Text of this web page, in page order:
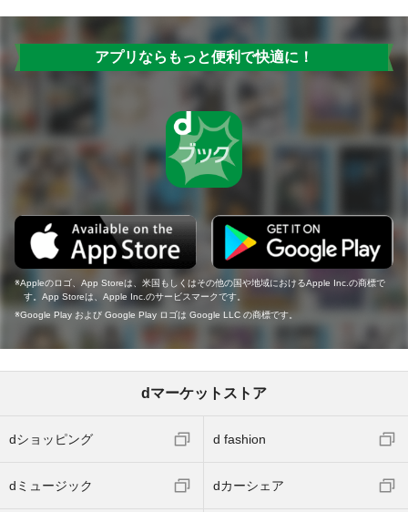
アプリならもっと便利で快適に！
Appleのロゴ、App Storeは、米国もしくはその他の国や地域におけるApple Inc.の商標で
す。App Storeは、Apple Inc.のサービスマークです。
Google Play および Google Play ロゴは Google LLC の商標です。
dマーケットストア
dショッピング d fashion
dミュージック dカーシェア